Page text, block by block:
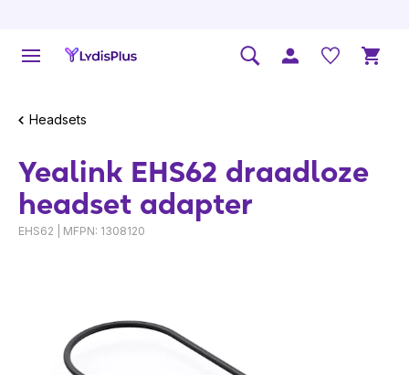
Headsets
Yealink EHS62 draadloze
headset adapter
EHS62 | MFPN: 1308120